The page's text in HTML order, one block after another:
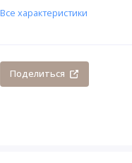
Все характеристики
Поделиться